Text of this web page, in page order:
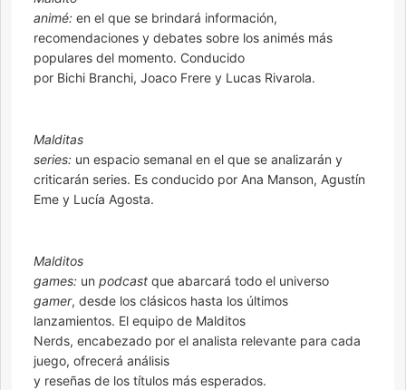
animé: en el que se brindará información,
recomendaciones y debates sobre los animés más
populares del momento. Conducido
por Bichi Branchi, Joaco Frere y Lucas Rivarola.
Malditas
series: un espacio semanal en el que se analizarán y
criticarán series. Es conducido por Ana Manson, Agustín
Eme y Lucía Agosta.
Malditos
games: un podcast que abarcará todo el universo
gamer, desde los clásicos hasta los últimos
lanzamientos. El equipo de Malditos
Nerds, encabezado por el analista relevante para cada
juego, ofrecerá análisis
y reseñas de los títulos más esperados.